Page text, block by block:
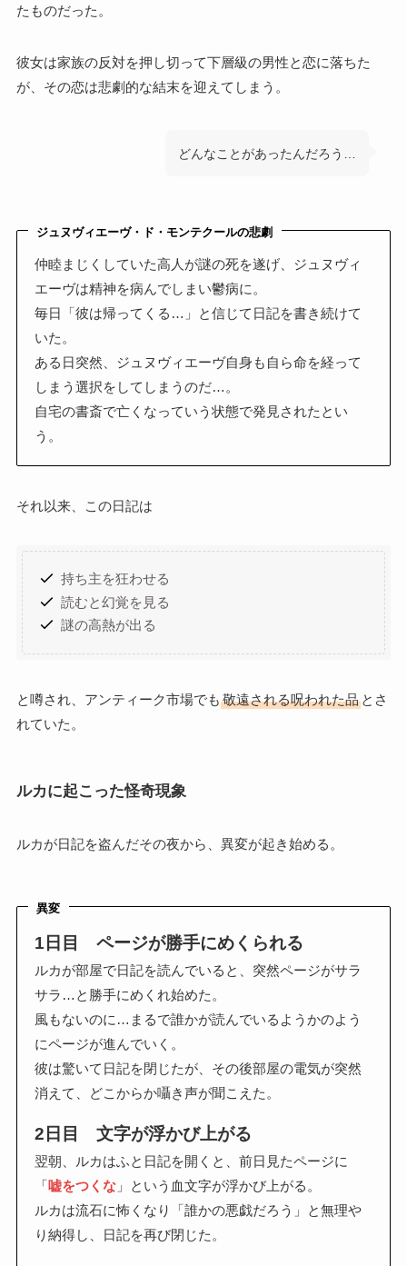
たものだった。
彼女は家族の反対を押し切って下層級の男性と恋に落ちた
が、その恋は悲劇的な結末を迎えてしまう。
どんなことがあったんだろう…
ジュヌヴィエーヴ・ド・モンテクールの悲劇
仲睦まじくしていた高人が謎の死を遂げ、ジュヌヴィ
エーヴは精神を病んでしまい鬱病に。
毎日「彼は帰ってくる…」と信じて日記を書き続けて
いた。
ある日突然、ジュヌヴィエーヴ自身も自ら命を経って
しまう選択をしてしまうのだ…。
自宅の書斎で亡くなっていう状態で発見されたとい
う。
それ以来、この日記は
持ち主を狂わせる
読むと幻覚を見る
謎の高熱が出る
と噂され、アンティーク市場でも 敬遠される呪われた品とさ
れていた。
ルカに起こった怪奇現象
ルカが日記を盗んだその夜から、異変が起き始める。
異変
1日目 ページが勝手にめくられる
ルカが部屋で日記を読んでいると、突然ページがサラ
サラ…と勝手にめくれ始めた。
風もないのに…まるで誰かが読んでいるようかのよう
にページが進んでいく。
彼は驚いて日記を閉じたが、その後部屋の電気が突然
消えて、どこからか囁き声が聞こえた。
2日目 文字が浮かび上がる
翌朝、ルカはふと日記を開くと、前日見たページに
「嘘をつくな」という血文字が浮かび上がる。
ルカは流石に怖くなり「誰かの悪戯だろう」と無理や
り納得し、日記を再び閉じた。